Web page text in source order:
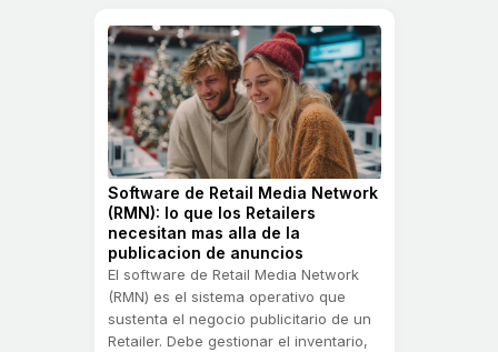
Software de Retail Media Network
(RMN): lo que los Retailers
necesitan mas alla de la
publicacion de anuncios
El software de Retail Media Network
(RMN) es el sistema operativo que
sustenta el negocio publicitario de un
Retailer. Debe gestionar el inventario,